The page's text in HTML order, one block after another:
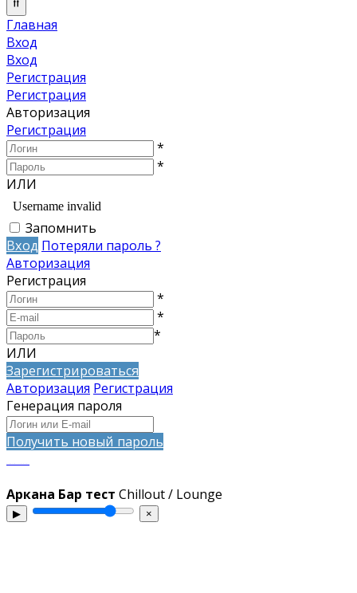
Главная
Вход
Вход
Регистрация
Регистрация
Авторизация
Регистрация
*
*
ИЛИ
Запомнить
Вход Потеряли пароль ?
Авторизация
Регистрация
*
*
*
ИЛИ
Зарегистрироваться
Авторизация Регистрация
Генерация пароля
Получить новый пароль
Аркана Бар тест Chillout / Lounge
▶ ×